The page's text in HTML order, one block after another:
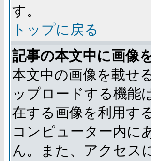
す。
トップに戻る
記事の本文中に画像
本文中の画像を載せ
ップロードする機能
在する画像を利用す
コンピューター内に
ん。また、アクセス